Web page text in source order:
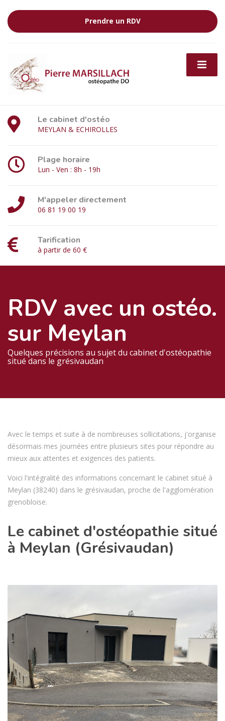
Prendre un RDV
Le cabinet d'ostéo
MEYLAN & ECHIROLLES
Plage horaire
Lun - Ven : 8h - 19h
M'appeler directement
06 81 19 00 19
Tarification
à partir de 60 €
RDV avec un ostéo.
sur Meylan
Quelques précisions au sujet du cabinet d'ostéopathie
situé dans le grésivaudan
Avec le temps et suite à de nombreuses sollicitations, j'organise
désormais mes journées entre plusieurs sites pour répondre au
mieux aux attentes et exigences des patients.
Voici l'intégralité des informations concernant le cabinet situé à
Meylan (38240) dans le grésivaudan, proche de l'agglomération
grenobloise.
Le cabinet d'ostéopathie situé
à Meylan (Grésivaudan)